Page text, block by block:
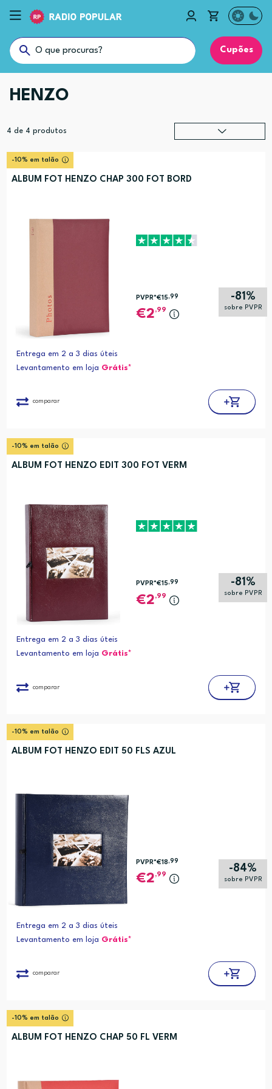
Cupões
HENZO
4 de 4 produtos
-10% em talão
ALBUM FOT HENZO CHAP 300 FOT BORD
-81%
sobre PVPR
PVPR*€15,99
2,99
Entrega em 2 a 3 dias úteis
Levantamento em loja Grátis*
comparar
-10% em talão
ALBUM FOT HENZO EDIT 300 FOT VERM
-81%
sobre PVPR
PVPR*€15,99
2,99
Entrega em 2 a 3 dias úteis
Levantamento em loja Grátis*
comparar
-10% em talão
ALBUM FOT HENZO EDIT 50 FLS AZUL
-84%
sobre PVPR
PVPR*€18,99
2,99
Entrega em 2 a 3 dias úteis
Levantamento em loja Grátis*
comparar
-10% em talão
ALBUM FOT HENZO CHAP 50 FL VERM